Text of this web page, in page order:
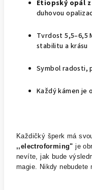
Etiopský opál z
duhovou
Tvrdost 5,5–6,5
stabilitu a krásu
Symbol radosti,
Každý kámen je
Každičký šperk má
,,electroforming" je
nevíte, jak bude
magie. Nikdy nebudete